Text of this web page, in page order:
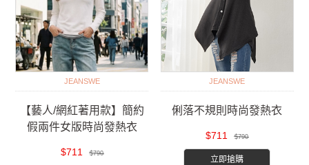
JEANSWE
【藝人/網紅著用款】簡約
假兩件女版時尚發熱衣
$711 $790
JEANSWE
俐落不規則時尚發熱衣
$711 $790
立即搶購